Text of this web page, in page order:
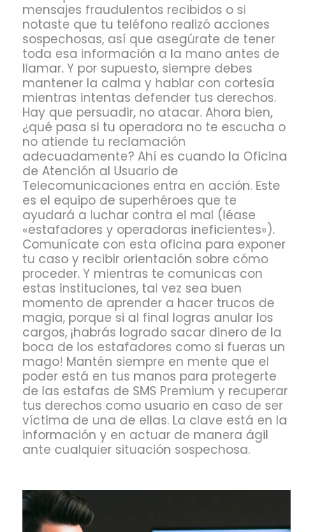
mensajes fraudulentos recibidos o si
notaste que tu teléfono realizó acciones
sospechosas, así que asegúrate de tener
toda esa información a la mano antes de
llamar. Y por supuesto, siempre debes
mantener la calma y hablar con cortesía
mientras intentas defender tus derechos.
Hay que persuadir, no atacar. Ahora bien,
¿qué pasa si tu operadora no te escucha o
no atiende tu reclamación
adecuadamente? Ahí es cuando la Oficina
de Atención al Usuario de
Telecomunicaciones entra en acción. Este
es el equipo de superhéroes que te
ayudará a luchar contra el mal (léase
«estafadores y operadoras ineficientes»).
Comunícate con esta oficina para exponer
tu caso y recibir orientación sobre cómo
proceder. Y mientras te comunicas con
estas instituciones, tal vez sea buen
momento de aprender a hacer trucos de
magia, porque si al final logras anular los
cargos, ¡habrás logrado sacar dinero de la
boca de los estafadores como si fueras un
mago! Mantén siempre en mente que el
poder está en tus manos para protegerte
de las estafas de SMS Premium y recuperar
tus derechos como usuario en caso de ser
víctima de una de ellas. La clave está en la
información y en actuar de manera ágil
ante cualquier situación sospechosa.